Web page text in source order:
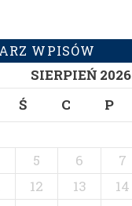
WPISÓW
SIERPIEŃ 2026
Ś C P
5 6 7
12 13 14